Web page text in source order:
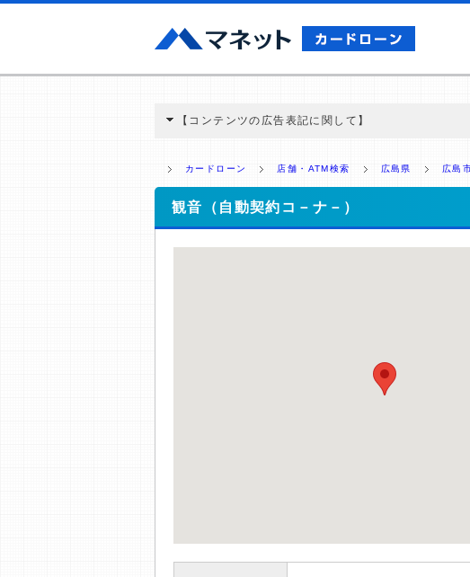
【コンテンツの広告表記に関して】
ミ収集などに基づき、公平性を担保した情報提供を行っ
>提携企業一覧
カードローン 店舗・ATM検索 広島県 広島
観音（自動契約コ－ナ－）